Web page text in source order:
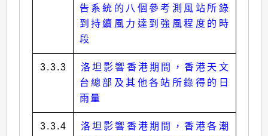
告系統的八個參考測風站所錄
到持續風力達到強風程度的時
段
3.3.3
洛坦影響香港期間，香港天文
台總部及其他各站所錄得的日
雨量
3.3.4
洛坦影響香港期間，香港各潮